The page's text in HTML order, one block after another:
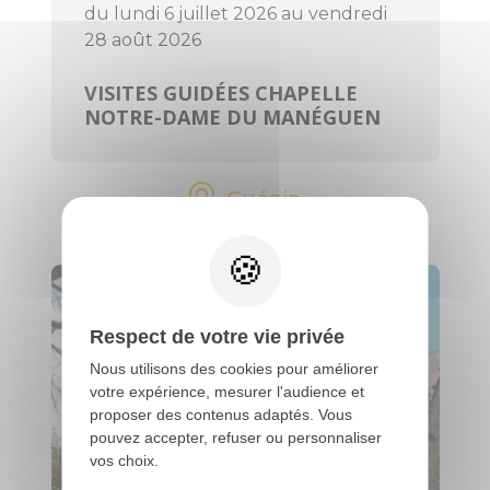
du lundi 6 juillet 2026 au vendredi
28 août 2026
VISITES GUIDÉES CHAPELLE
NOTRE-DAME DU MANÉGUEN
Guénin
Respect de votre vie privée
Nous utilisons des cookies pour améliorer
votre expérience, mesurer l'audience et
proposer des contenus adaptés. Vous
pouvez accepter, refuser ou personnaliser
vos choix.